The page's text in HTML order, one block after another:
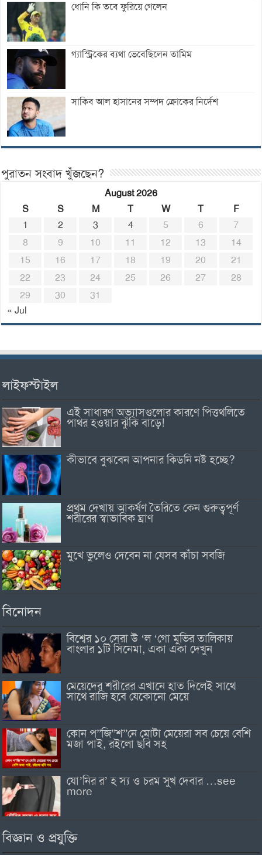
ধোনি কি তবে ফুরিয়ে গেলেন
গ্যাস্ট্রিকের ব্যথা ভেবেছিলেন তামিম
সাকিব আল হাসানের সম্পদ ক্রোকের নির্দেশ
পুরাতন সংবাদ খুঁজছেন?
August 2026
S
S M T W T
F
1
2 3 4 5 6
7
8
9 10 11 12 13
14
15
16 17 18 19 20
21
22
23 24 25 26 27
28
29
30
31
« Jul
লাইফস্টাইল
এই সাধারণ অভ্যাসগুলোর কারণে পিত্তথলিতে
পাথর হওয়ার ঝুঁকি বাড়ে!
কীভাবে বুঝবেন আপনার কিডনি নষ্ট হচ্ছে?
প্রথম দেখায় আকর্ষণ তৈরিতে কেন গুরুত্বপূর্ণ
শরীরের স্বাভাবিক ঘ্রাণ
মুখে ভুলেও দেবেন না যেসব কাঁচা সবজি
বিনোদন
বিশ্বের ১০ সেরা উ ‘ল ‘গো মুভির তালিকায়
বাংলার ১টি সিনেমা, একা একা দেখুন
মেয়েদের শরীরের এখানে হাত দিলেই সাথে
সাথে রাজি হবে যেকোনো মেয়ে
কোন প”জি”শ”নে মোটা মেয়েরা সব চেয়ে বেশি
মজা পাই, রইলো ছবি সহ
যো’নির র’ হ স্য ও চরম সুখ দেবার …see
more
বিজ্ঞান ও প্রযুক্তি